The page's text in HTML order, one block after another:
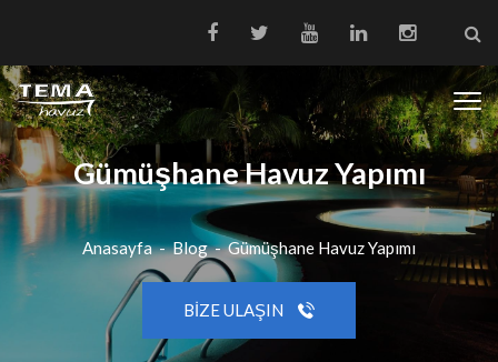
Gümüşhane Havuz Yapımı
Anasayfa - Blog - Gümüşhane Havuz Yapımı
BIZE ULAŞIN